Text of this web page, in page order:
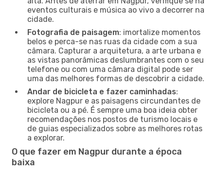
eventos culturais e música ao vivo a decorrer na
cidade.
Fotografia de paisagem: imortalize momentos
belos e perca-se nas ruas da cidade com a sua
câmara. Capturar a arquitetura, a arte urbana e
as vistas panorâmicas deslumbrantes com o seu
telefone ou com uma câmara digital pode ser
uma das melhores formas de descobrir a cidade.
Andar de bicicleta e fazer caminhadas:
explore Nagpur e as paisagens circundantes de
bicicleta ou a pé. É sempre uma boa ideia obter
recomendações nos postos de turismo locais e
de guias especializados sobre as melhores rotas
a explorar.
O que fazer em Nagpur durante a época
baixa